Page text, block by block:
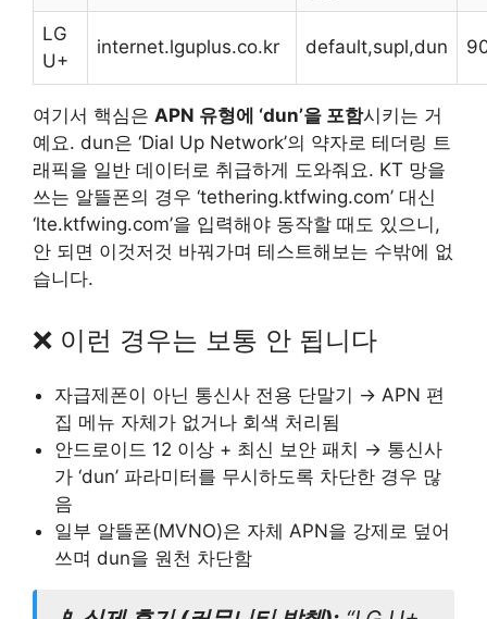
LG
U+
internet.lguplus.co.kr default,supl,dun
여기서 핵심은 APN 유형에 ‘dun’을 포함시키는 거
예요. dun은 ‘Dial Up Network’의 약자로 테더링 트
래픽을 일반 데이터로 취급하게 도와줘요. KT 망을
쓰는 알뜰폰의 경우 ‘tethering.ktfwing.com’ 대신
‘lte.ktfwing.com’을 입력해야 동작할 때도 있으니,
안 되면 이것저것 바꿔가며 테스트해보는 수밖에 없
습니다.
❌ 이런 경우는 보통 안 됩니다
자급제폰이 아닌 통신사 전용 단말기 → APN 편
집 메뉴 자체가 없거나 회색 처리됨
안드로이드 12 이상 + 최신 보안 패치 → 통신사
가 ‘dun’ 파라미터를 무시하도록 차단한 경우 많
음
일부 알뜰폰(MVNO)은 자체 APN을 강제로 덮어
쓰며 dun을 원천 차단함